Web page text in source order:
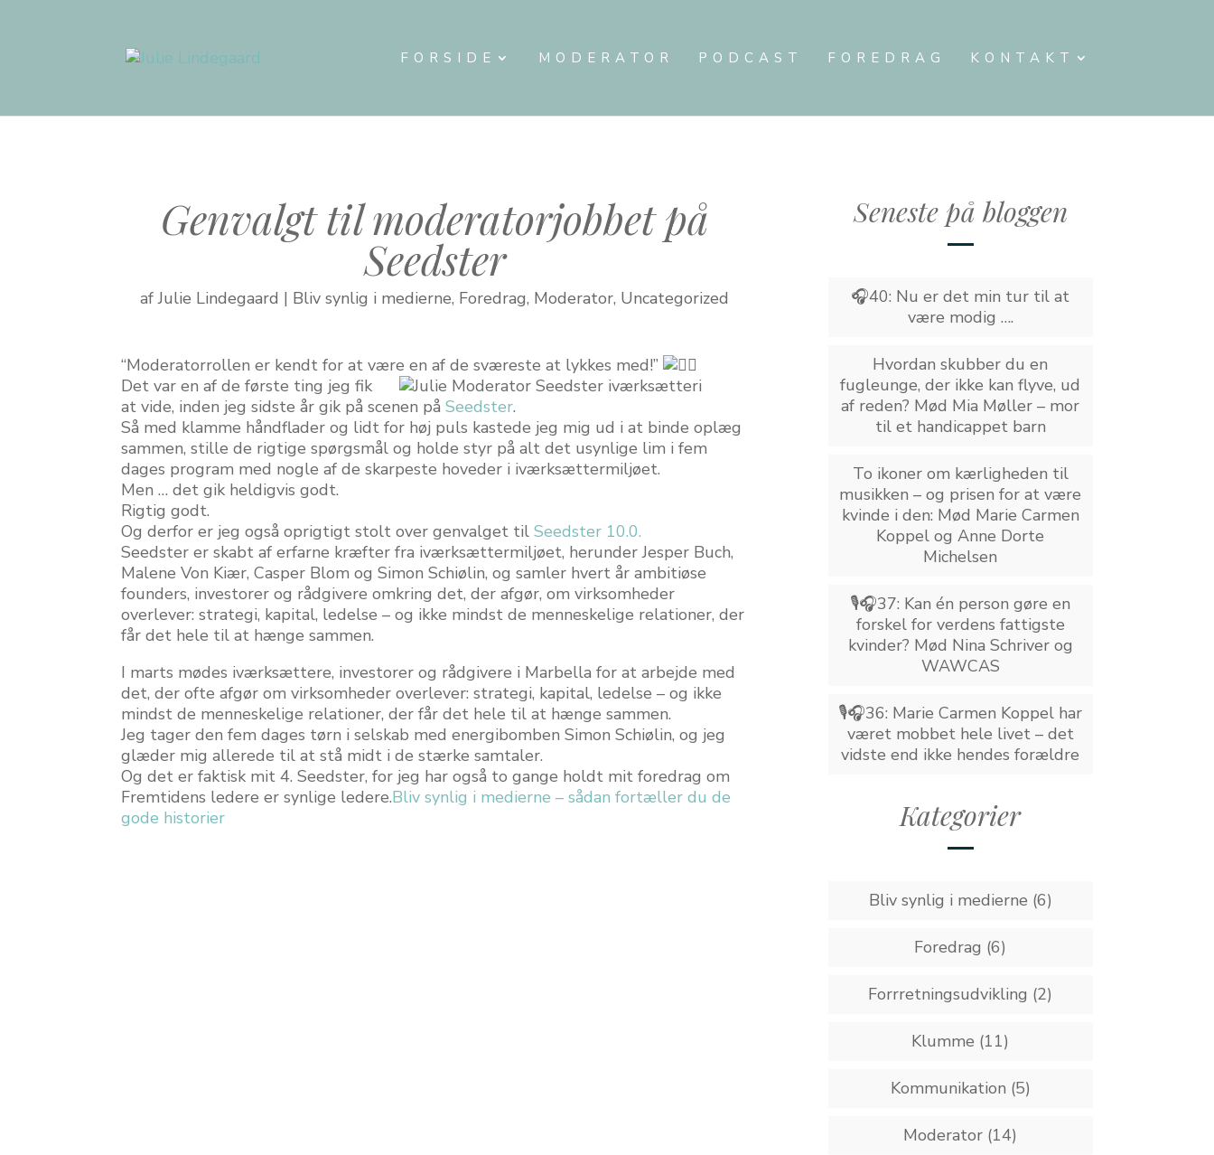
FORSIDE MODERATOR PODCAST FOREDRAG KONTAKT
Genvalgt til moderatorjobbet på
Seedster
afJulie Lindegaard | Bliv synlig i medierne, Foredrag, Moderator, Uncategorized
“Moderatorrollen er kendt for at være en af de sværeste at lykkes med!”
Det var en af de første ting jeg fik
at vide, inden jeg sidste år gik på scenen påSeedster.
Så med klamme håndflader og lidt for høj puls kastede jeg mig ud i at binde oplæg
sammen, stille de rigtige spørgsmål og holde styr på alt det usynlige lim i fem
dages program med nogle af de skarpeste hoveder i iværksættermiljøet.
Men … det gik heldigvis godt.
Rigtig godt.
Og derfor er jeg også oprigtigt stolt over genvalget tilSeedster 10.0.
Seedster er skabt af erfarne kræfter fra iværksættermiljøet, herunderJesper Buch,
Malene Von Kiær, Casper Blom og Simon Schiølin, og samler hvert år ambitiøse
founders, investorer og rådgivere omkring det, der afgør, om virksomheder
overlever: strategi, kapital, ledelse – og ikke mindst de menneskelige relationer, der
får det hele til at hænge sammen.
I marts mødes iværksættere, investorer og rådgivere i Marbella for at arbejde med
det, der ofte afgør om virksomheder overlever: strategi, kapital, ledelse – og ikke
mindst de menneskelige relationer, der får det hele til at hænge sammen.
Jeg tager den fem dages tørn i selskab med energibomben Simon Schiølin, og jeg
glæder mig allerede til at stå midt i de stærke samtaler.
Og det er faktisk mit 4. Seedster, for jeg har også to gange holdt mit foredrag om
Fremtidens ledere er synlige ledere.Bliv synlig i medierne – sådan fortæller du de
gode historier
Seneste på bloggen
🎧40: Nu er det min tur til at
være modig ….
Hvordan skubber du en
fugleunge, der ikke kan flyve, ud
af reden? Mød Mia Møller – mor
til et handicappet barn
To ikoner om kærligheden til
musikken – og prisen for at være
kvinde i den: Mød Marie Carmen
Koppel og Anne Dorte
Michelsen
🎙️🎧37: Kan én person gøre en
forskel for verdens fattigste
kvinder? Mød Nina Schriver og
WAWCAS
🎙️🎧36: Marie Carmen Koppel har
været mobbet hele livet – det
vidste end ikke hendes forældre
Kategorier
Bliv synlig i medierne (6)
Foredrag (6)
Forrretningsudvikling (2)
Klumme (11)
Kommunikation (5)
Moderator (14)